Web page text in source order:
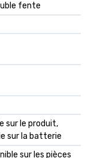
fente
sur le produit,
sur la batterie
sur les pièces